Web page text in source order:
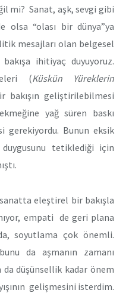
mi? Sanat, aşk, sevgi gibi
olsa “olası bir dünya”ya
mesajları olan belgesel
ihitiyaç duyuyoruz.
(Küskün Yüreklerin
bakışın geliştirilebilmesi
yağ süren baskı
gerekiyordu. Bunun eksik
tetiklediği için
eleştirel bir bakışla
empati de geri plana
soyutlama çok önemli.
da aşmanın zamanı
düşünsellik kadar önem
gelişmesini isterdim.